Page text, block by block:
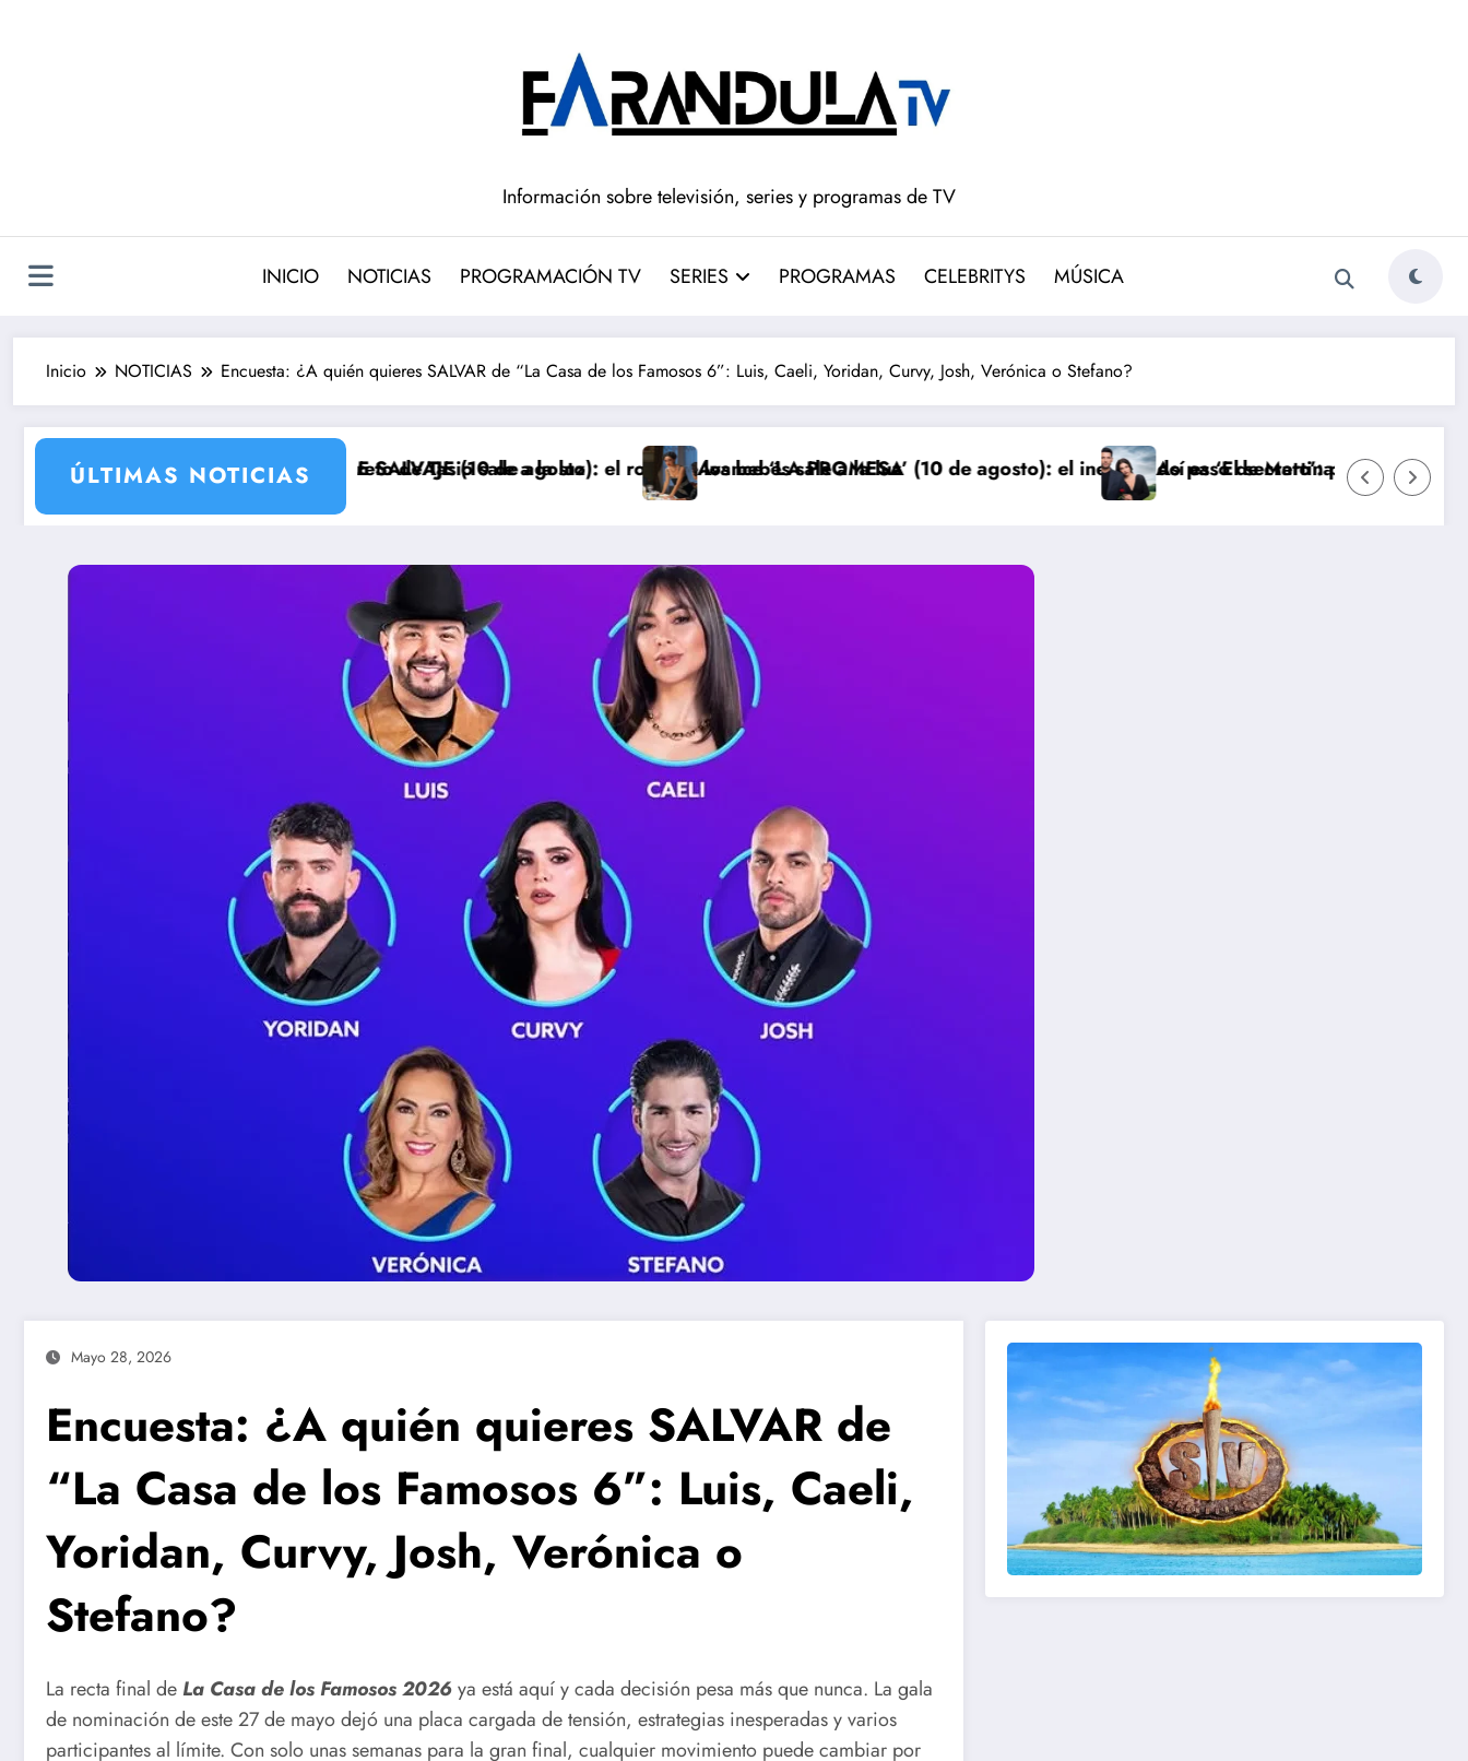
Información sobre televisión, series y programas de TV
INICIO NOTICIAS PROGRAMACIÓN TV SERIES PROGRAMAS CELEBRITYS MÚSICA
Inicio NOTICIAS Encuesta: ¿A quién quieres SALVAR de “La Casa de los Famosos 6”: Luis, Caeli, Yoridan, Curvy, Josh, Verónica o Stefano?
ÚLTIMAS NOTICIAS
14de agosto): el secreto de Tasio sale a la luz
Avance VALLE SALVAJE (10 de agosto): el robo de los bebés sale a la luzAvance ‘LA PROMESA’ (10 de agosto): el inesperado paso de Martina con Jacobo
Así es ‘El secreto’: primeras imágenes de la
Mayo 28, 2026
Encuesta: ¿A quién quieres SALVAR de
“La Casa de los Famosos 6”: Luis, Caeli,
Yoridan, Curvy, Josh, Verónica o
Stefano?
La recta final de La Casa de los Famosos 2026ya está aquí y cada decisión pesa más que nunca. La gala
de nominación de este 27 de mayo dejó una placa cargada de tensión, estrategias inesperadas y varios
participantes al límite. Con solo unas semanas para la gran final, cualquier movimiento puede cambiar por